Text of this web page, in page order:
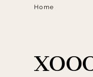
Home